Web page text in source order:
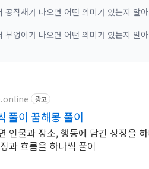
공작새가 나오면 어떤 의미가 있는지 알
부엉이가 나오면 어떤 의미가 있는지 알
광고
풀이 꿈해몽 풀이
인물과 장소, 행동에 담긴 상징을
과 흐름을 하나씩 풀이